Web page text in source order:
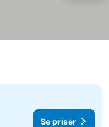
Se priser